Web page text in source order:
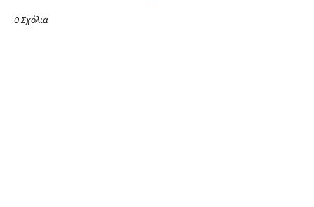
0 Σχόλια